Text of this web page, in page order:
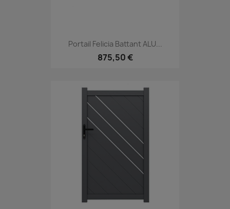
Portail Felicia Battant ALU...
875,50 €